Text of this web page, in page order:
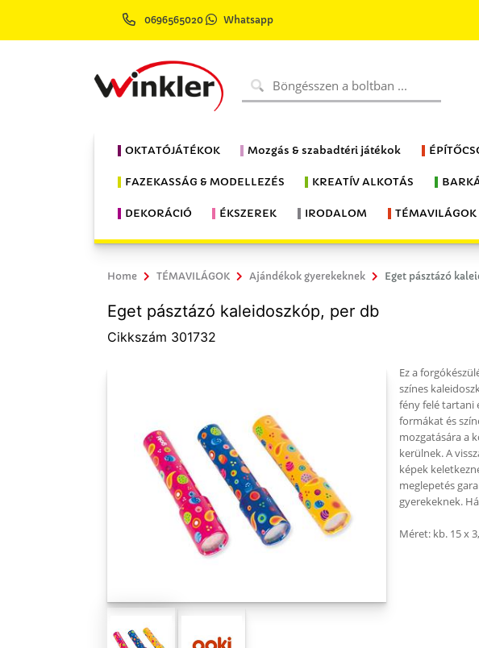
0696565020 Whatsapp
OKTATÓJÁTÉKOK Mozgás & szabadtéri játékok
FAZEKASSÁG & MODELLEZÉS KREATÍV ALKOTÁS
DEKORÁCIÓ ÉKSZEREK IRODALOM TÉMAVILÁGOK
Home TÉMAVILÁGOK Ajándékok gyerekeknek Eget pásztázó
Eget pásztázó kaleidoszkóp, per db
Cikkszám 301732
Ez a
színes
fény felé tartani
formákat és
mozgatására a
kerülnek. A
képek
meglepetés
gyerekeknek.